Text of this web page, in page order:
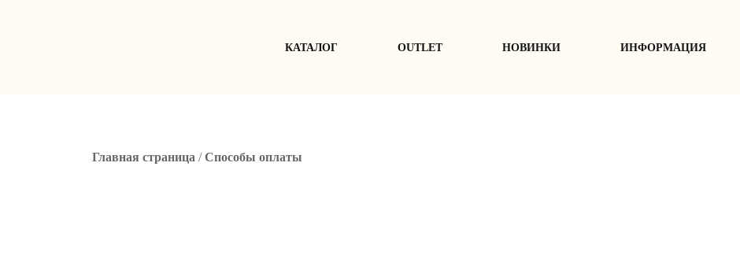
КАТАЛОГ ОUTLET НОВИНКИ ИНФОРМАЦИЯ
Главная страница /Способы оплаты